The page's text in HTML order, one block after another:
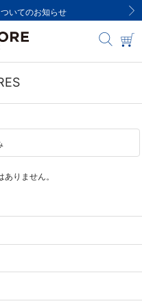
いてのお知らせ
りません。